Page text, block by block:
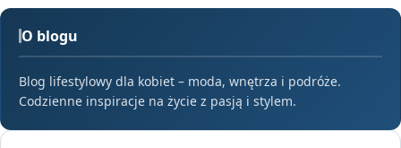
O blogu
Blog lifestylowy dla kobiet – moda, wnętrza i podróże.
Codzienne inspiracje na życie z pasją i stylem.